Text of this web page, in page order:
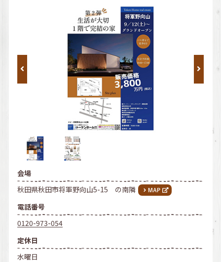
会場
秋田県秋田市将軍野向山5-15 の南隣
電話番号
0120-973-054
定休日
水曜日